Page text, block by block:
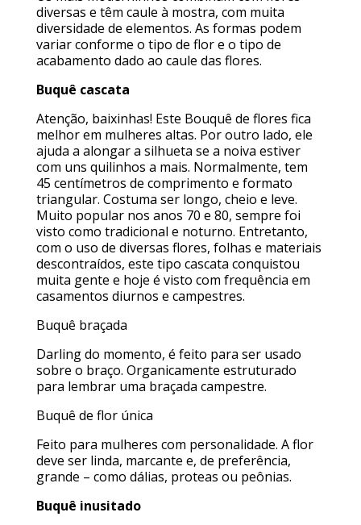
diversas e têm caule à mostra, com muita
diversidade de elementos. As formas podem
variar conforme o tipo de flor e o tipo de
acabamento dado ao caule das flores.
Buquê cascata
Atenção, baixinhas! Este Bouquê de flores fica
melhor em mulheres altas. Por outro lado, ele
ajuda a alongar a silhueta se a noiva estiver
com uns quilinhos a mais. Normalmente, tem
45 centímetros de comprimento e formato
triangular. Costuma ser longo, cheio e leve.
Muito popular nos anos 70 e 80, sempre foi
visto como tradicional e noturno. Entretanto,
com o uso de diversas flores, folhas e materiais
descontraídos, este tipo cascata conquistou
muita gente e hoje é visto com frequência em
casamentos diurnos e campestres.
Buquê braçada
Darling do momento, é feito para ser usado
sobre o braço. Organicamente estruturado
para lembrar uma braçada campestre.
Buquê de flor única
Feito para mulheres com personalidade. A flor
deve ser linda, marcante e, de preferência,
grande – como dálias, proteas ou peônias.
Buquê inusitado